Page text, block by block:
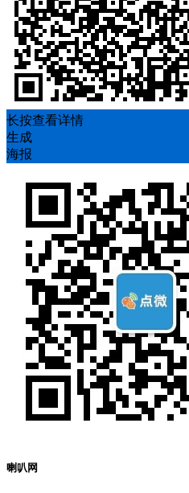
长按查看详情
生成
海报
喇叭网